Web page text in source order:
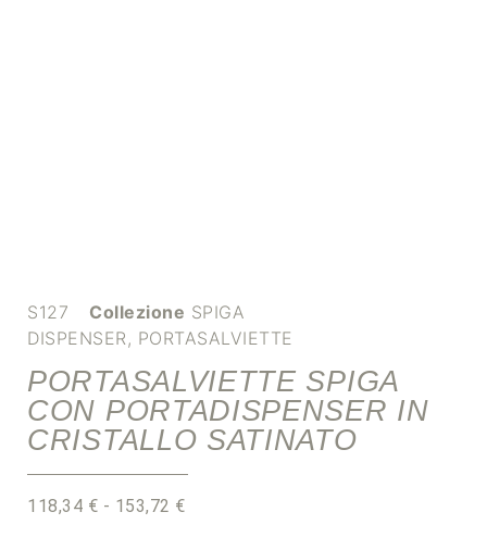
S127 Collezione SPIGA
DISPENSER, PORTASALVIETTE
PORTASALVIETTE SPIGA
CON PORTADISPENSER IN
CRISTALLO SATINATO
118,34 € - 153,72 €